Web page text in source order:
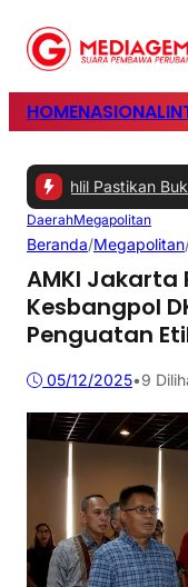
HOMENASIONAL
Pastikan Bukan
DaerahMegapolitan
Beranda/Megapolitan
AMKI Jakarta
Kesbangpol
Penguatan
05/12/2025•9